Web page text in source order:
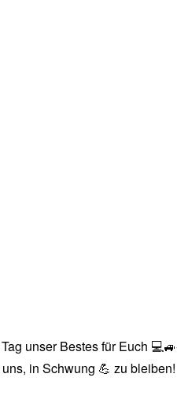
unser Bestes für Euch
in Schwung 💪 zu bleiben!